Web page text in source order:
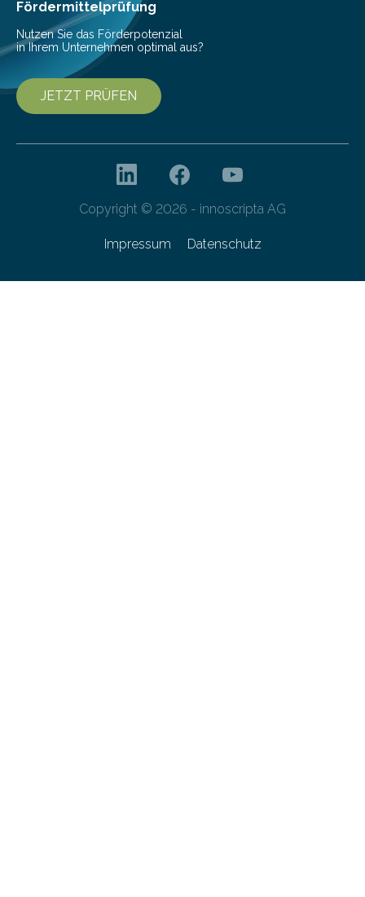
entwickelt. Mit nur…
Fördermittelprüfung
Nutzen Sie das Förderpotenzial
in Ihrem Unternehmen optimal aus?
JETZT PRÜFEN
Copyright © 2026 - innoscripta AG
Impressum Datenschutz